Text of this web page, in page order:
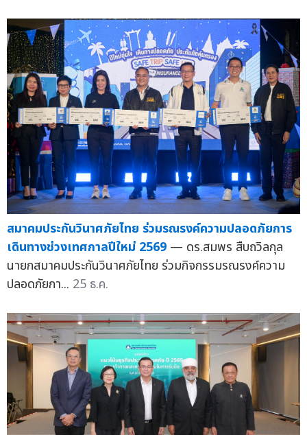
สมาคมประกันวินาศภัยไทย ร่วมรณรงค์ความปลอดภัยการ
เดินทางช่วงเทศกาลปีใหม่ 2569 — ดร.สมพร สืบถวิลกุล
นายกสมาคมประกันวินาศภัยไทย ร่วมกิจกรรมรณรงค์ความ
ปลอดภัยกา... 25 ธ.ค.